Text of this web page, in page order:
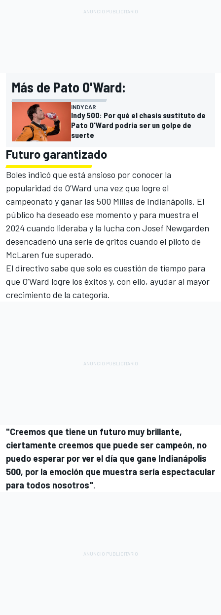
Más de Pato O'Ward:
INDYCAR
Indy 500: Por qué el chasis sustituto de
Pato O'Ward podría ser un golpe de
suerte
Futuro garantizado
Boles indicó que está ansioso por conocer la
popularidad de O’Ward una vez que logre el
campeonato y ganar las 500 Millas de Indianápolis. El
público ha deseado ese momento y para muestra el
2024 cuando lideraba y la lucha con Josef Newgarden
desencadenó una serie de gritos cuando el piloto de
McLaren fue superado.
El directivo sabe que solo es cuestión de tiempo para
que O’Ward logre los éxitos y, con ello, ayudar al mayor
crecimiento de la categoría.
"Creemos que tiene un futuro muy brillante,
ciertamente creemos que puede ser campeón, no
puedo esperar por ver el día que gane Indianápolis
500, por la emoción que muestra sería espectacular
para todos nosotros".